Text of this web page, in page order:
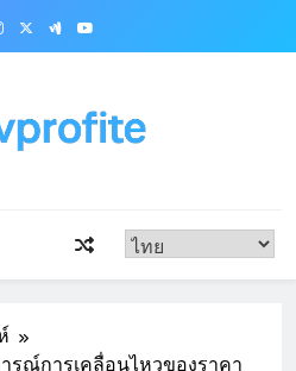
รณ์การเคลื่อนไหวของราคา